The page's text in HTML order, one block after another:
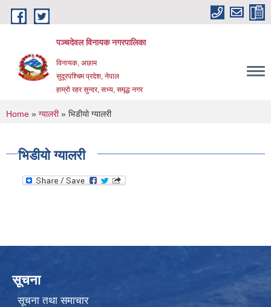
Skip to main content
पञ्चदेवल विनायक नगरपालिका
विनायक, अछाम
सुदूरपश्चिम प्रदेश, नेपाल
हाम्रो रहर सुन्दर, सभ्य, समृद्ध नगर
You are here
Home » ग्यालरी» भिडीयो ग्यालरी
भिडीयो ग्यालरी
सूचना
सूचना तथा समाचार